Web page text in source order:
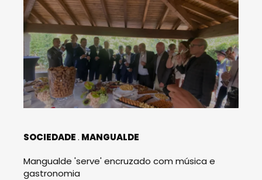
SOCIEDADE MANGUALDE
Mangualde 'serve' encruzado com música e
gastronomia